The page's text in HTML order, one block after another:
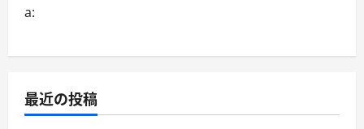
a:
最近の投稿